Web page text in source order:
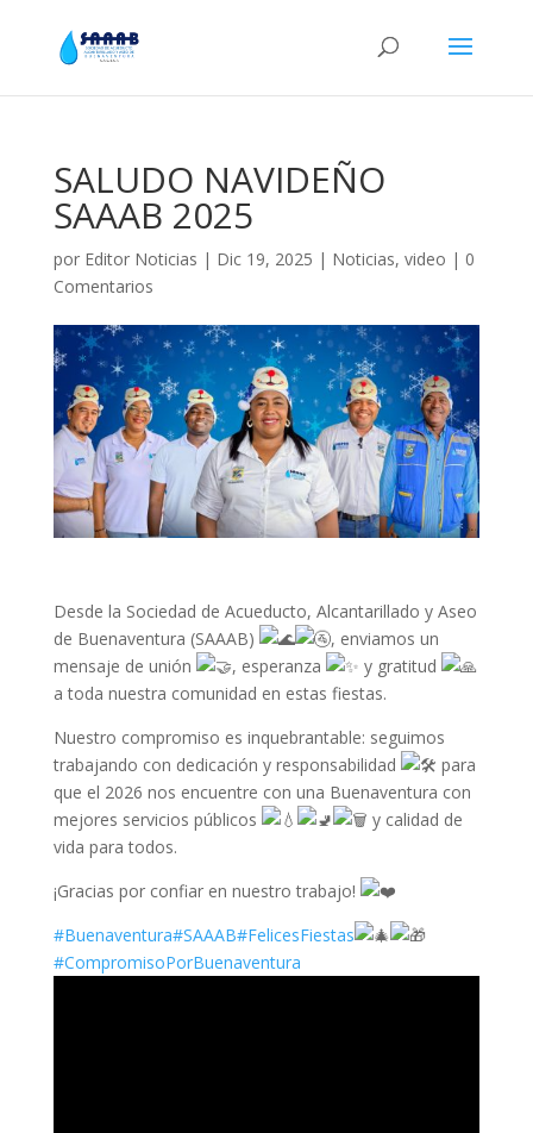
SALUDO NAVIDEÑO
SAAAB 2025
por Editor Noticias | Dic 19, 2025 | Noticias, video | 0
Comentarios
Desde la Sociedad de Acueducto, Alcantarillado y Aseo
de Buenaventura (SAAAB)
, enviamos un
mensaje de unión
, esperanza
y gratitud
a toda nuestra comunidad en estas fiestas.
Nuestro compromiso es inquebrantable: seguimos
trabajando con dedicación y responsabilidad
para
que el 2026 nos encuentre con una Buenaventura con
mejores servicios públicos
y calidad de
vida para todos.
¡Gracias por confiar en nuestro trabajo!
#Buenaventura#SAAAB#FelicesFiestas
#CompromisoPorBuenaventura